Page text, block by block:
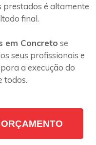
prestados é altamente
final.
em Concreto se
seus profissionais e
a execução do
todos.